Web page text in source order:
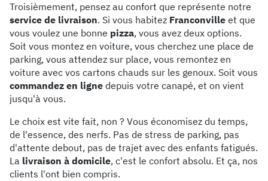
Troisièmement, pensez au confort que représente notre
service de livraison. Si vous habitez Franconville et que
vous voulez une bonne pizza, vous avez deux options.
Soit vous montez en voiture, vous cherchez une place de
parking, vous attendez sur place, vous remontez en
voiture avec vos cartons chauds sur les genoux. Soit vous
commandez en ligne depuis votre canapé, et on vient
jusqu'à vous.
Le choix est vite fait, non ? Vous économisez du temps,
de l'essence, des nerfs. Pas de stress de parking, pas
d'attente debout, pas de trajet avec des enfants fatigués.
La livraison à domicile, c'est le confort absolu. Et ça, nos
clients l'ont bien compris.